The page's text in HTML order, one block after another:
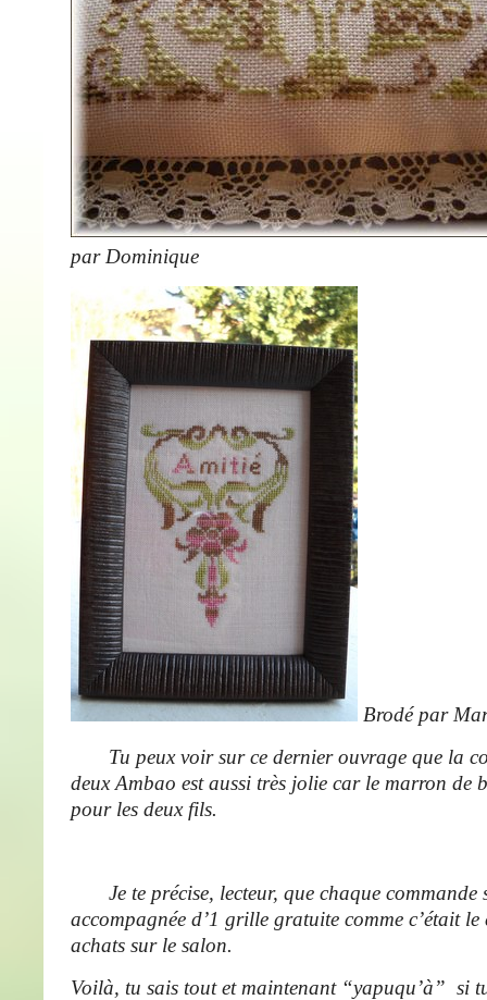
par Dominique
Brodé par
Tu peux voir sur ce dernier ouvrage que la
deux Ambao est aussi très jolie car le marron de
pour les deux fils.
Je te précise, lecteur, que chaque commande
accompagnée d’1 grille gratuite comme c’était le
achats sur le salon.
Voilà, tu sais tout et maintenant “yapuqu’à” si